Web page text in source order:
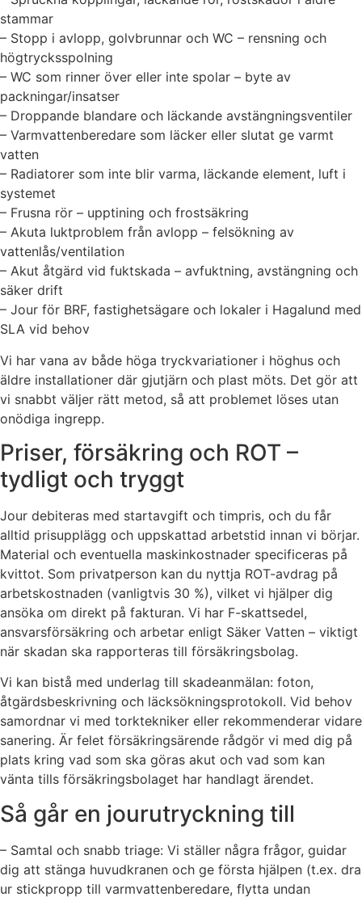
stammar
– Stopp i avlopp, golvbrunnar och WC – rensning och
högtrycksspolning
– WC som rinner över eller inte spolar – byte av
packningar/insatser
– Droppande blandare och läckande avstängningsventiler
– Varmvattenberedare som läcker eller slutat ge varmt
vatten
– Radiatorer som inte blir varma, läckande element, luft i
systemet
– Frusna rör – upptining och frostsäkring
– Akuta luktproblem från avlopp – felsökning av
vattenlås/ventilation
– Akut åtgärd vid fuktskada – avfuktning, avstängning och
säker drift
– Jour för BRF, fastighetsägare och lokaler i Hagalund med
SLA vid behov
Vi har vana av både höga tryckvariationer i höghus och
äldre installationer där gjutjärn och plast möts. Det gör att
vi snabbt väljer rätt metod, så att problemet löses utan
onödiga ingrepp.
Priser, försäkring och ROT –
tydligt och tryggt
Jour debiteras med startavgift och timpris, och du får
alltid prisupplägg och uppskattad arbetstid innan vi börjar.
Material och eventuella maskinkostnader specificeras på
kvittot. Som privatperson kan du nyttja ROT-avdrag på
arbetskostnaden (vanligtvis 30 %), vilket vi hjälper dig
ansöka om direkt på fakturan. Vi har F-skattsedel,
ansvarsförsäkring och arbetar enligt Säker Vatten – viktigt
när skadan ska rapporteras till försäkringsbolag.
Vi kan bistå med underlag till skadeanmälan: foton,
åtgärdsbeskrivning och läcksökningsprotokoll. Vid behov
samordnar vi med torktekniker eller rekommenderar vidare
sanering. Är felet försäkringsärende rådgör vi med dig på
plats kring vad som ska göras akut och vad som kan
vänta tills försäkringsbolaget har handlagt ärendet.
Så går en jourutryckning till
– Samtal och snabb triage: Vi ställer några frågor, guidar
dig att stänga huvudkranen och ge första hjälpen (t.ex. dra
ur stickpropp till varmvattenberedare, flytta undan